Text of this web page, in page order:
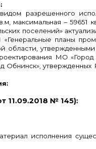
разрешенного
максимальная – 59651
поселений»
«Генеральные планы
области,
МО «Город
Обнинск»,
11.09.2018 № 145):
исполнения